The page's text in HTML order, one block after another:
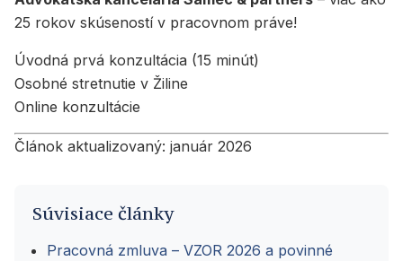
25 rokov skúseností v pracovnom práve!
Úvodná prvá konzultácia (15 minút)
Osobné stretnutie v Žiline
Online konzultácie
Článok aktualizovaný: január 2026
Súvisiace články
Pracovná zmluva – VZOR 2026 a povinné